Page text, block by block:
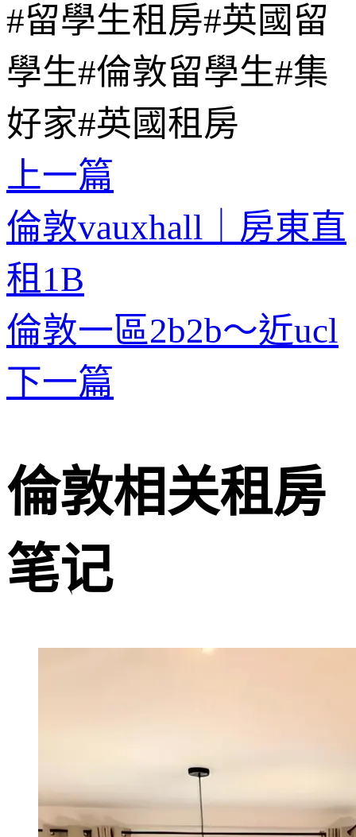
#留學生租房#英國留
學生#倫敦留學生#集
好家#英國租房
上一篇
倫敦vauxhall｜房東直
租1B
倫敦一區2b2b～近ucl
下一篇
倫敦相关租房
笔记